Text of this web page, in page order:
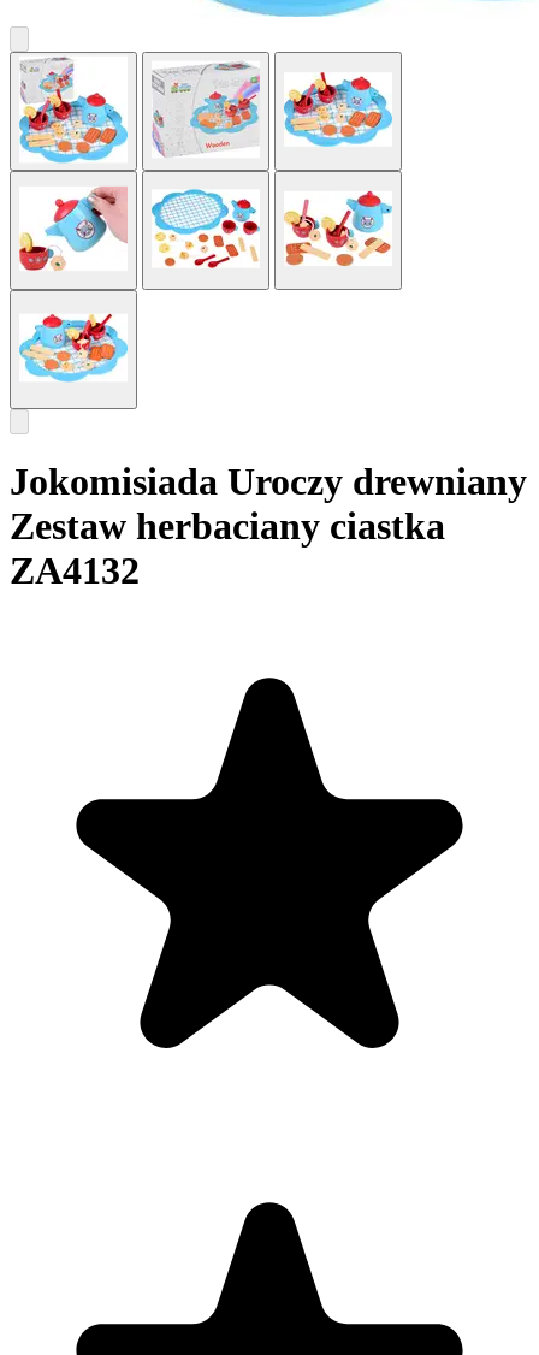
Jokomisiada Uroczy drewniany
Zestaw herbaciany ciastka
ZA4132